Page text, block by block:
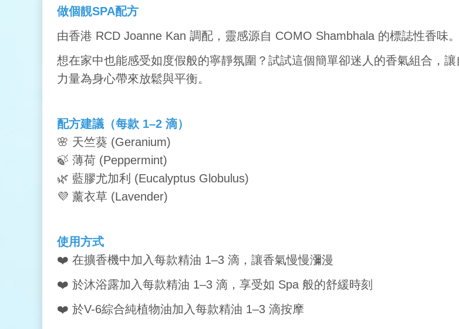
做個靚SPA配方
由香港 RCD Joanne Kan 調配，靈感源自 COMO Shambhala 的標誌性香味。
想在家中也能感受如度假般的寧靜氛圍？試試這個簡單卻迷人的香氣組合，讓
力量為身心帶來放鬆與平衡。
配方建議（每款 1–2 滴）
🌸 天竺葵 (Geranium)
🍃 薄荷 (Peppermint)
🌿 藍膠尤加利 (Eucalyptus Globulus)
💜 薰衣草 (Lavender)
使用方式
❤️ 在擴香機中加入每款精油 1–3 滴，讓香氣慢慢瀰漫
❤️ 於沐浴露加入每款精油 1–3 滴，享受如 Spa 般的舒緩時刻
❤️ 於V-6綜合純植物油加入每款精油 1–3 滴按摩